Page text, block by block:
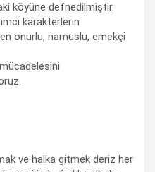
köyüne defnedilmiştir.
karakterlerin
onurlu, namuslu, emekçi
ve halka gitmek deriz her